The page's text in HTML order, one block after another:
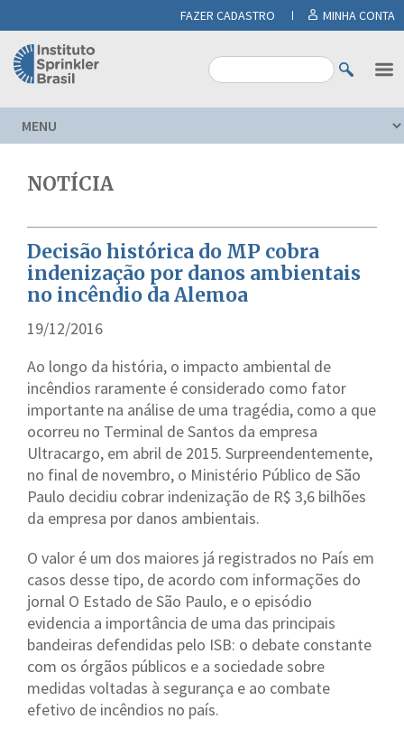
FAZER CADASTRO MINHA CONTA
NOTÍCIA
Decisão histórica do MP cobra
indenização por danos ambientais
no incêndio da Alemoa
19/12/2016
Ao longo da história, o impacto ambiental de
incêndios raramente é considerado como fator
importante na análise de uma tragédia, como a que
ocorreu no Terminal de Santos da empresa
Ultracargo, em abril de 2015. Surpreendentemente,
no final de novembro, o Ministério Público de São
Paulo decidiu cobrar indenização de R$ 3,6 bilhões
da empresa por danos ambientais.
O valor é um dos maiores já registrados no País em
casos desse tipo, de acordo com informações do
jornal O Estado de São Paulo, e o episódio
evidencia a importância de uma das principais
bandeiras defendidas pelo ISB: o debate constante
com os órgãos públicos e a sociedade sobre
medidas voltadas à segurança e ao combate
efetivo de incêndios no país.